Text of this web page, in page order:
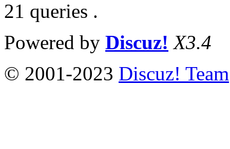
21 queries .
Powered by Discuz! X3.4
© 2001-2023 Discuz! Team